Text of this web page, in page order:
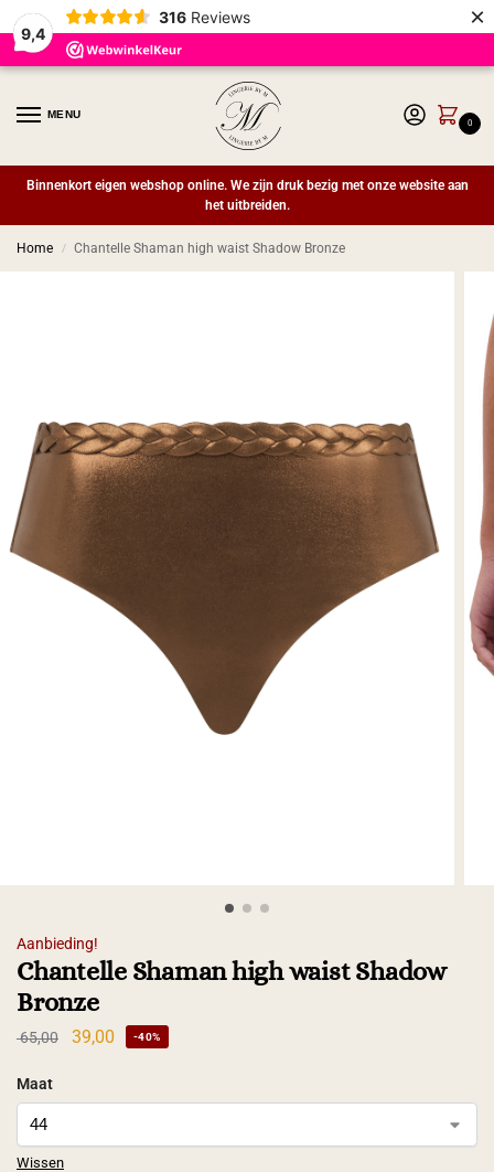
9,4
316 Reviews ×
MENU
0
Binnenkort eigen webshop online. We zijn druk bezig met onze website aan
het uitbreiden.
Home / Chantelle Shaman high waist Shadow Bronze
Aanbieding!
Chantelle Shaman high waist Shadow
Bronze
65,00 39,00 -40%
Maat
Wissen